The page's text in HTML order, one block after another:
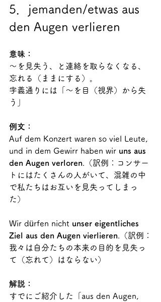
5．jemanden/etwas aus
den Augen verlieren
意味：
～を見失う、と連絡を取らなくなる、
忘れる（ままにする）。
字義通りには「～を目（視界）から失
う」
例文：
Auf dem Konzert waren so viel Leute,
und in dem Gewirr haben wir uns aus
den Augen verloren .（訳例：コンサー
トにはたくさんの人がいて、混雑の中
で私たちはお互いを見失ってしまっ
た）
Wir dürfen nicht unser eigentliches
Ziel aus den Augen vierlieren .（訳例：
我々は自分たちの本来の目的を見失っ
て（忘れて）はならない）
解説：
すでにご紹介した「aus den Augen,